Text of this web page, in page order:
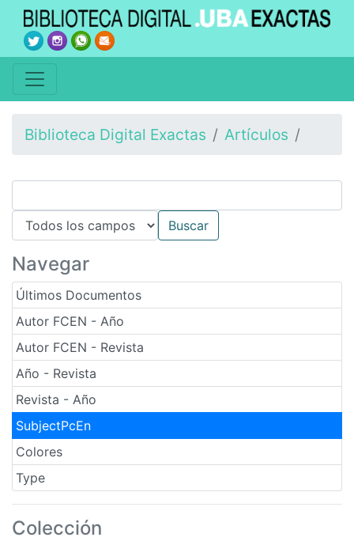
Biblioteca Digital Exactas Artículos
Navegar
Últimos Documentos
Autor FCEN - Año
Autor FCEN - Revista
Año - Revista
Revista - Año
SubjectPcEn
Colores
Type
Colección